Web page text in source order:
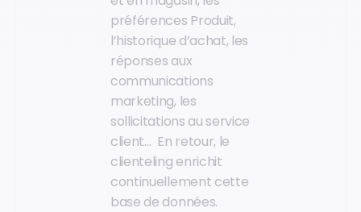
préférences Produit,
l’historique d’achat, les
réponses aux
communications
marketing, les
sollicitations au service
client… En retour, le
clienteling enrichit
continuellement cette
base de données.